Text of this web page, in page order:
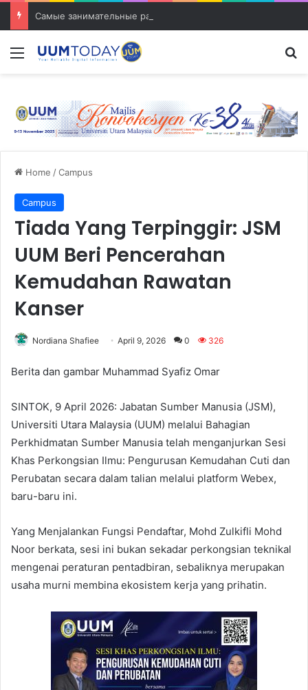
Самые занимательные разработки в сфере транспорта
Menu
Home /Campus
Campus
Tiada Yang Terpinggir: JSM
UUM Beri Pencerahan
Kemudahan Rawatan
Kanser
Nordiana Shafiee April 9, 2026 0 326
Berita dan gambar Muhammad Syafiz Omar
SINTOK, 9 April 2026: Jabatan Sumber Manusia (JSM),
Universiti Utara Malaysia (UUM) melalui Bahagian
Perkhidmatan Sumber Manusia telah menganjurkan Sesi
Khas Perkongsian Ilmu: Pengurusan Kemudahan Cuti dan
Perubatan secara dalam talian melalui platform Webex,
baru-baru ini.
Yang Menjalankan Fungsi Pendaftar, Mohd Zulkifli Mohd
Noor berkata, sesi ini bukan sekadar perkongsian teknikal
mengenai peraturan pentadbiran, sebaliknya merupakan
usaha murni membina ekosistem kerja yang prihatin.